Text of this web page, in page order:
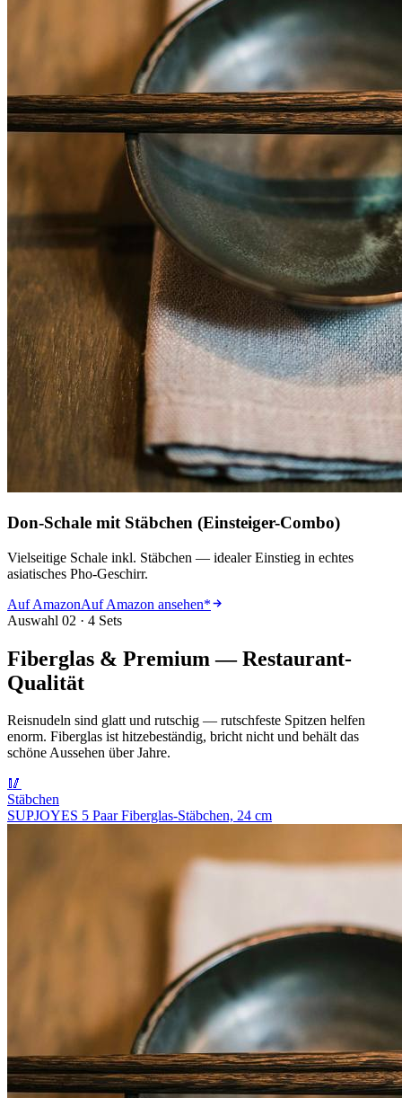
Don-Schale mit Stäbchen (Einsteiger-Combo)
Vielseitige Schale inkl. Stäbchen — idealer Einstieg in echtes
asiatisches Pho-Geschirr.
Auf AmazonAuf Amazon ansehen*
Auswahl 02 · 4 Sets
Fiberglas & Premium — Restaurant-
Qualität
Reisnudeln sind glatt und rutschig — rutschfeste Spitzen helfen
enorm. Fiberglas ist hitzebeständig, bricht nicht und behält das
schöne Aussehen über Jahre.
🥢
Stäbchen
SUPJOYES 5 Paar Fiberglas-Stäbchen, 24 cm